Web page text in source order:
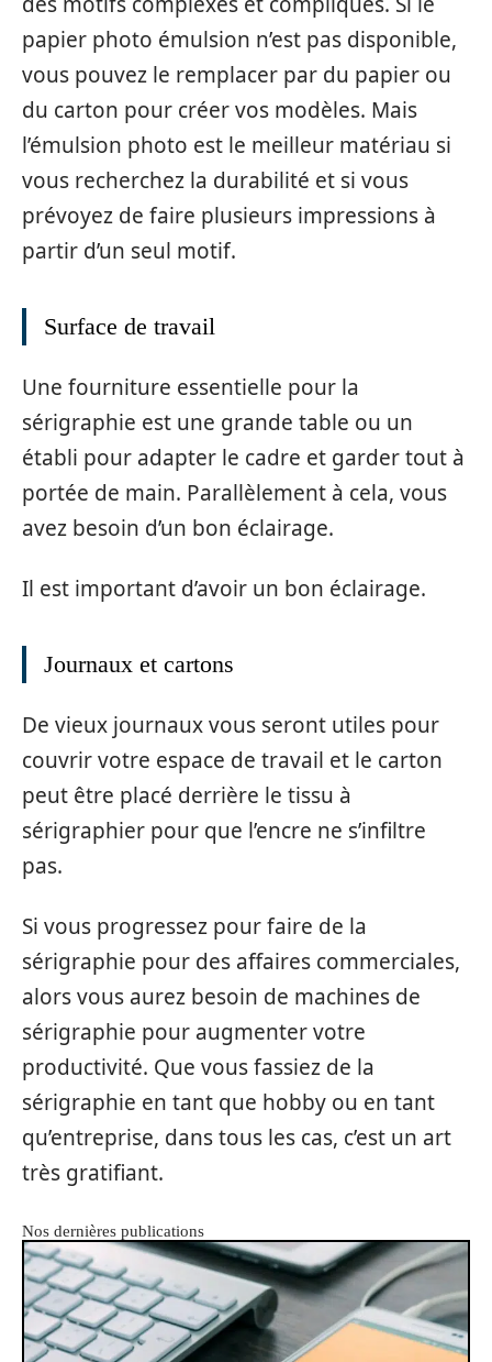
papier photo émulsion n’est pas disponible,
vous pouvez le remplacer par du papier ou
du carton pour créer vos modèles. Mais
l’émulsion photo est le meilleur matériau si
vous recherchez la durabilité et si vous
prévoyez de faire plusieurs impressions à
partir d’un seul motif.
Surface de travail
Une fourniture essentielle pour la
sérigraphie est une grande table ou un
établi pour adapter le cadre et garder tout à
portée de main. Parallèlement à cela, vous
avez besoin d’un bon éclairage.
Il est important d’avoir un bon éclairage.
Journaux et cartons
De vieux journaux vous seront utiles pour
couvrir votre espace de travail et le carton
peut être placé derrière le tissu à
sérigraphier pour que l’encre ne s’infiltre
pas.
Si vous progressez pour faire de la
sérigraphie pour des affaires commerciales,
alors vous aurez besoin de machines de
sérigraphie pour augmenter votre
productivité. Que vous fassiez de la
sérigraphie en tant que hobby ou en tant
qu’entreprise, dans tous les cas, c’est un art
très gratifiant.
Nos dernières publications